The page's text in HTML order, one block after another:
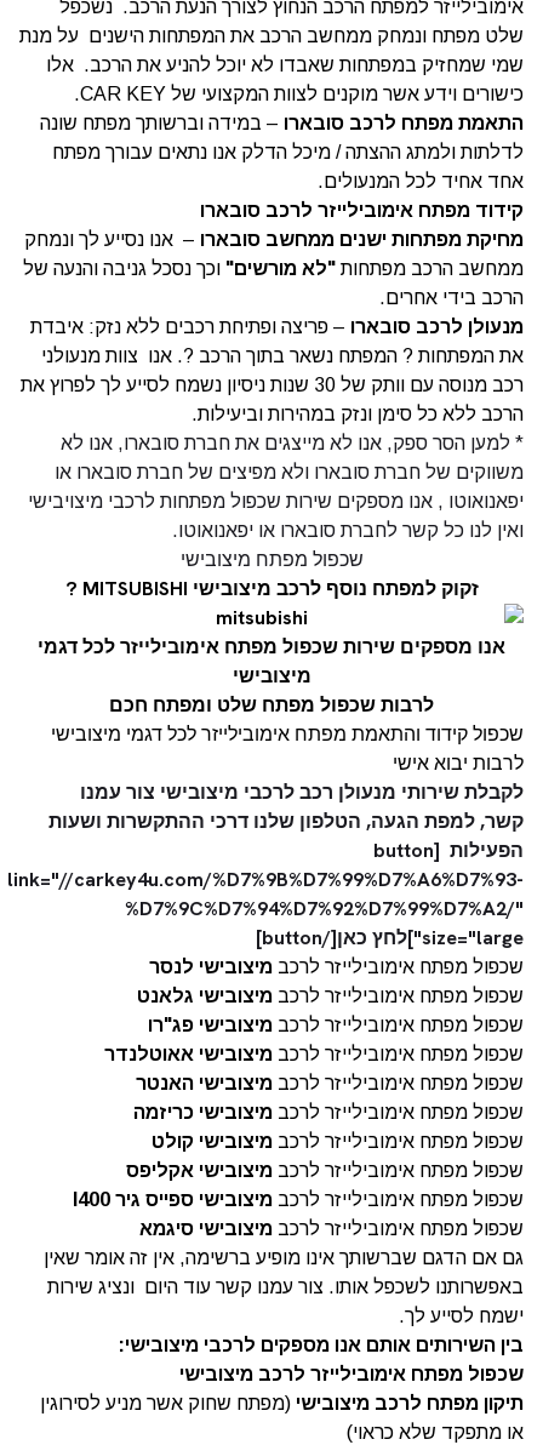
אימובילייזר למפתח הרכב הנחוץ לצורך הנעת הרכב. נשכפל
שלט מפתח ונמחק ממחשב הרכב את המפתחות הישנים על מנת
שמי שמחזיק במפתחות שאבדו לא יוכל להניע את הרכב. אלו
כישורים וידע אשר מוקנים לצוות המקצועי של CAR KEY.
התאמת מפתח לרכב סובארו– במידה וברשותך מפתח שונה
לדלתות ולמתג ההצתה / מיכל הדלק אנו נתאים עבורך מפתח
אחד אחיד לכל המנעולים.
קידוד מפתח אימובילייזר לרכב סובארו
מחיקת מפתחות ישנים ממחשב סובארו– אנו נסייע לך ונמחק
ממחשב הרכב מפתחות "לא מורשים"וכך נסכל גניבה והנעה של
הרכב בידי אחרים.
מנעולן לרכב סובארו – פריצה ופתיחת רכבים ללא נזק: איבדת
את המפתחות ? המפתח נשאר בתוך הרכב ?. אנו צוות מנעולני
רכב מנוסה עם וותק של 30 שנות ניסיון נשמח לסייע לך לפרוץ את
הרכב ללא כל סימן ונזק במהירות וביעילות.
* למען הסר ספק, אנו לא מייצגים את חברת סובארו, אנו לא
משווקים של חברת סובארו ולא מפיצים של חברת סובארו או
יפאנואוטו , אנו מספקים שירות שכפול מפתחות לרכבי מיצויבישי
ואין לנו כל קשר לחברת סובארו או יפאנואוטו.
שכפול מפתח מיצובישי
זקוק למפתח נוסף לרכב מיצובישי MITSUBISHI ?
אנו מספקים שירות שכפול מפתח אימובילייזר לכל דגמי
מיצובישי
לרבות שכפול מפתח שלט ומפתח חכם
שכפול קידוד והתאמת מפתח אימובילייזר לכל דגמי מיצובישי
לרבות יבוא אישי
לקבלת שירותי מנעולן רכב לרכבי מיצובישי צור עמנו
קשר, למפת הגעה, הטלפון שלנו דרכי ההתקשרות ושעות
הפעילות [button
link="//carkey4u.com/%D7%9B%D7%99%D7%A6%D7%93-
%D7%9C%D7%94%D7%92%D7%99%D7%A2/"
size="large"]לחץ כאן[/button]
שכפול מפתח אימובילייזר לרכבמיצובישי לנסר
שכפול מפתח אימובילייזר לרכב מיצובישי גלאנט
שכפול מפתח אימובילייזר לרכב מיצובישי פג"רו
שכפול מפתח אימובילייזר לרכב מיצובישי אאוטלנדר
שכפול מפתח אימובילייזר לרכב מיצובישי האנטר
שכפול מפתח אימובילייזר לרכב מיצובישי כריזמה
שכפול מפתח אימובילייזר לרכב מיצובישי קולט
שכפול מפתח אימובילייזר לרכב מיצובישי אקליפס
שכפול מפתח אימובילייזר לרכב מיצובישי ספייס גיר l400
שכפול מפתח אימובילייזר לרכב מיצובישי סיגמא
גם אם הדגם שברשותך אינו מופיע ברשימה, אין זה אומר שאין
באפשרותנו לשכפל אותו. צור עמנו קשר עוד היום ונציג שירות
ישמח לסייע לך.
בין השירותים אותם אנו מספקים לרכבי מיצובישי:
שכפול מפתח אימובילייזר לרכב מיצובישי
תיקון מפתח לרכב מיצובישי(מפתח שחוק אשר מניע לסירוגין
או מתפקד שלא כראוי)